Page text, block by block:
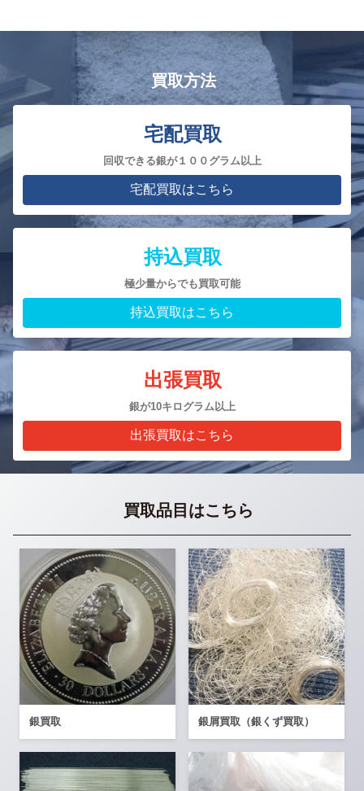
買取方法
宅配買取
回収できる銀が１００グラム以上
宅配買取はこちら
持込買取
極少量からでも買取可能
持込買取はこちら
出張買取
銀が10キログラム以上
出張買取はこちら
買取品目はこちら
銀買取 銀屑買取（銀くず買取）